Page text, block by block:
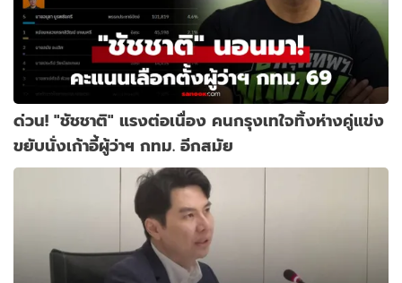
ด่วน! "ชัชชาติ" แรงต่อเนื่อง คนกรุงเทใจทิ้งห่างคู่แข่ง
ขยับนั่งเก้าอี้ผู้ว่าฯ กทม. อีกสมัย